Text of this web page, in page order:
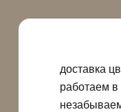
доставка
работаем